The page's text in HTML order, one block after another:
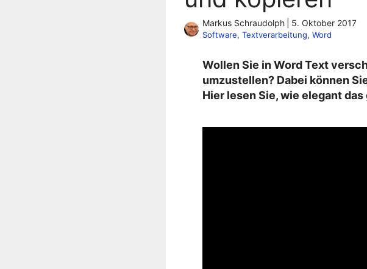
Markus Schraudolph 5. Oktober 2017
Software, Textverarbeitung, Word
Wollen Sie in Word Text
umzustellen? Dabei können
Hier lesen Sie, wie elegant das